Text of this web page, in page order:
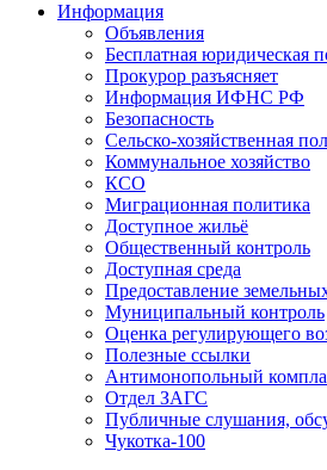
Информация
Объявления
Бесплатная юридическая
Прокурор разъясняет
Информация ИФНС РФ
Безопасность
Сельско-хозяйственная
Коммунальное хозяйство
КСО
Миграционная политика
Доступное жильё
Общественный контроль
Доступная среда
Предоставление
Муниципальный контроль
Оценка регулирующего
Полезные ссылки
Антимонопольный
Отдел ЗАГС
Публичные слушания,
Чукотка-100